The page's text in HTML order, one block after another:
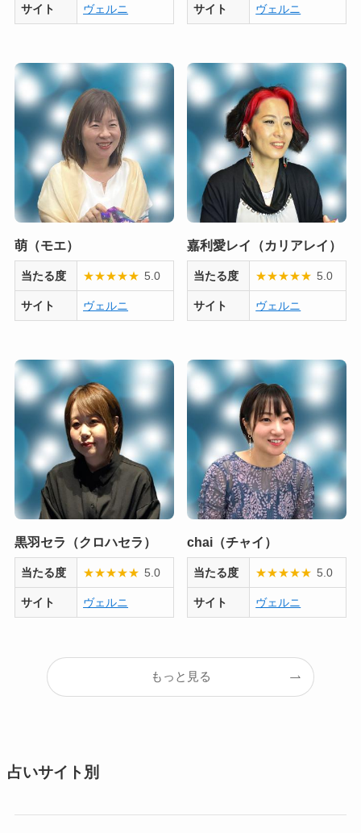
サイト ヴェルニ サイト ヴェルニ
萌（モエ）
当たる度 ★★★★★ 5.0
サイト ヴェルニ
嘉利愛レイ（カリアレイ）
当たる度 ★★★★★ 5.0
サイト ヴェルニ
黒羽セラ（クロハセラ）
当たる度 ★★★★★ 5.0
サイト ヴェルニ
chai（チャイ）
当たる度 ★★★★★ 5.0
サイト ヴェルニ
もっと見る
占いサイト別